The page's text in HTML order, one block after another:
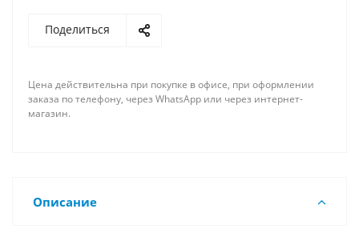
Поделиться
Цена действительна при покупке в офисе, при оформлении
заказа по телефону, через WhatsApp или через интернет-
магазин.
Описание